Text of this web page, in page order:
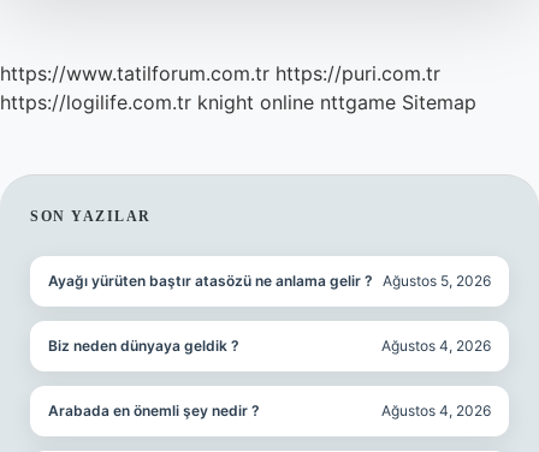
https://www.tatilforum.com.tr https://puri.com.tr
https://logilife.com.tr knight online nttgame Sitemap
SIDEBAR
SON YAZILAR
Ayağı yürüten baştır atasözü ne anlama gelir ? Ağustos 5, 2026
Biz neden dünyaya geldik ? Ağustos 4, 2026
Arabada en önemli şey nedir ? Ağustos 4, 2026